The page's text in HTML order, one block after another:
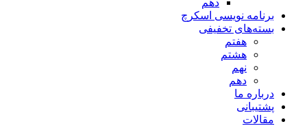
برنامه نویسی اسکرچ
بسته‌های تخفیفی
هفتم
هشتم
نهم
دهم
درباره ما
پشتیبانی
مقالات